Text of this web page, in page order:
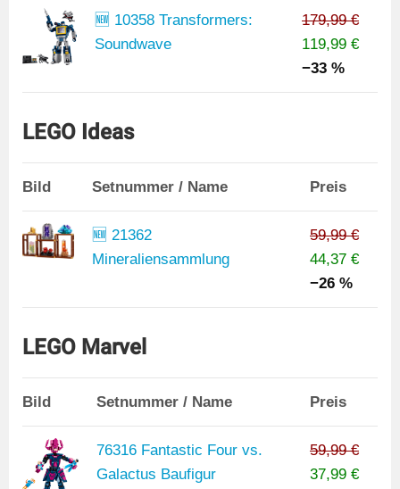
🆕 10358 Transformers:
Soundwave
179,99 €
119,99 €
−33 %
LEGO Ideas
Bild Setnummer / Name Preis
🆕 21362
Mineraliensammlung
59,99 €
44,37 €
−26 %
LEGO Marvel
Bild Setnummer / Name Preis
76316 Fantastic Four vs.
Galactus Baufigur
59,99 €
37,99 €